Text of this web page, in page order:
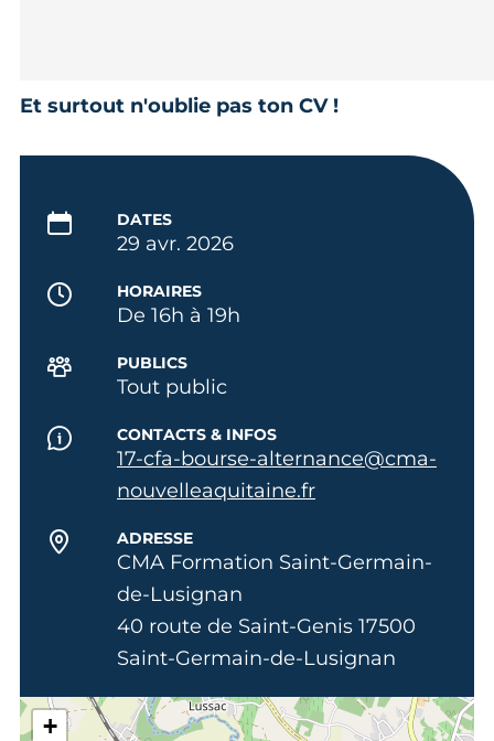
Et surtout n'oublie pas ton CV !
DATES
29 avr. 2026
HORAIRES
De 16h à 19h
PUBLICS
Tout public
CONTACTS & INFOS
17-cfa-bourse-alternance@cma-
nouvelleaquitaine.fr
ADRESSE
CMA Formation Saint-Germain-
de-Lusignan
40 route de Saint-Genis 17500
Saint-Germain-de-Lusignan
+